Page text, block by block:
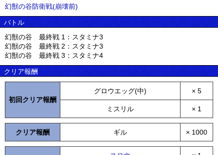
幻獣の谷防衛戦(崩壊前)
バトル
幻獣の谷 最終戦 1：スタミナ3
幻獣の谷 最終戦 2：スタミナ3
幻獣の谷 最終戦 3：スタミナ4
クリア報酬
初回クリア報酬
グロウエッグ(中) × 5
ミスリル × 1
クリア報酬 ギル × 1000